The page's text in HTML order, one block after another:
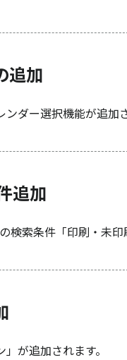
追加
ダー選択機能が追加
追加
検索条件「印刷・未印
が追加されます。